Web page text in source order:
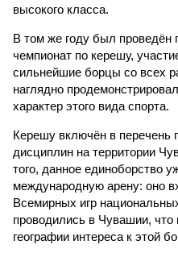
высокого класса.
В том же году был
чемпионат по керешу,
сильнейшие борцы со всех
наглядно
характер этого вида спорта.
Керешу включён в перечень
дисциплин на территории
того, данное единоборство
международную арену: оно
Всемирных игр
проводились в Чувашии, что
географии интереса к этой